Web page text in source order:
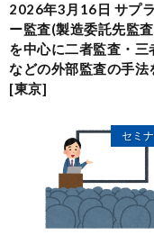
2026年3月16日 サプ
ー監査(製造委託先監
を中心に二者監査・三
などの外部監査の手法
[東京]
セミ